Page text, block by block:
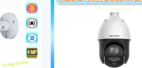
minh
giúp giám sát an ninh hiệu quả